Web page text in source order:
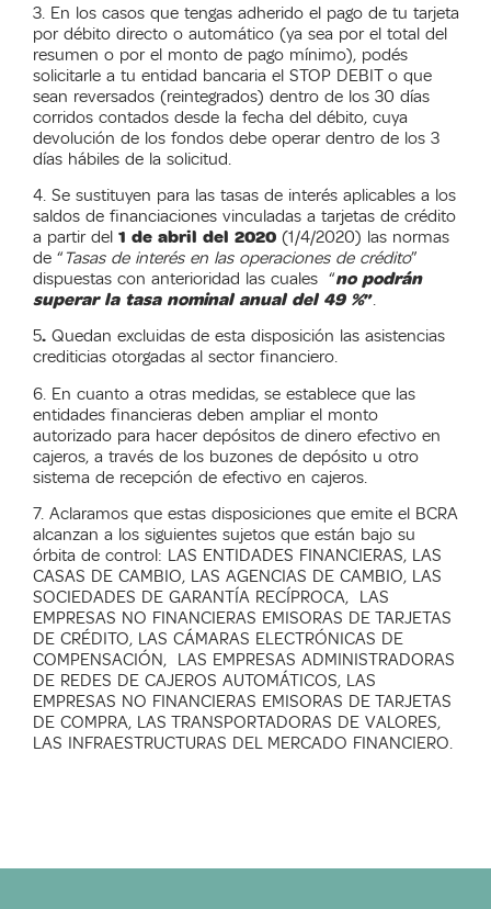
3. En los casos que tengas adherido el pago de tu tarjeta
por débito directo o automático (ya sea por el total del
resumen o por el monto de pago mínimo), podés
solicitarle a tu entidad bancaria el STOP DEBIT o que
sean reversados (reintegrados) dentro de los 30 días
corridos contados desde la fecha del débito, cuya
devolución de los fondos debe operar dentro de los 3
días hábiles de la solicitud.
4. Se sustituyen para las tasas de interés aplicables a los
saldos de financiaciones vinculadas a tarjetas de crédito
a partir del 1 de abril del 2020 (1/4/2020) las normas
de “ Tasas de interés en las operaciones de crédito”
dispuestas con anterioridad las cuales “no podrán
superar la tasa nominal anual del 49 %”.
5. Quedan excluidas de esta disposición las asistencias
crediticias otorgadas al sector financiero.
6. En cuanto a otras medidas, se establece que las
entidades financieras deben ampliar el monto
autorizado para hacer depósitos de dinero efectivo en
cajeros, a través de los buzones de depósito u otro
sistema de recepción de efectivo en cajeros.
7. Aclaramos que estas disposiciones que emite el BCRA
alcanzan a los siguientes sujetos que están bajo su
órbita de control: LAS ENTIDADES FINANCIERAS, LAS
CASAS DE CAMBIO, LAS AGENCIAS DE CAMBIO, LAS
SOCIEDADES DE GARANTÍA RECÍPROCA, LAS
EMPRESAS NO FINANCIERAS EMISORAS DE TARJETAS
DE CRÉDITO, LAS CÁMARAS ELECTRÓNICAS DE
COMPENSACIÓN, LAS EMPRESAS ADMINISTRADORAS
DE REDES DE CAJEROS AUTOMÁTICOS, LAS
EMPRESAS NO FINANCIERAS EMISORAS DE TARJETAS
DE COMPRA, LAS TRANSPORTADORAS DE VALORES,
LAS INFRAESTRUCTURAS DEL MERCADO FINANCIERO.